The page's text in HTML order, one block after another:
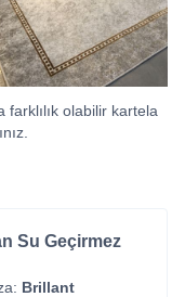
olabilir kartela
Su Geçirmez
Brillant